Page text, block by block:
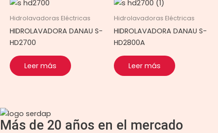
Hidrolavadoras Eléctricas
HIDROLAVADORA DANAU S-
HD2700
Leer más
Hidrolavadoras Eléctricas
HIDROLAVADORA DANAU S-
HD2800A
Leer más
Más de 20 años en el mercado